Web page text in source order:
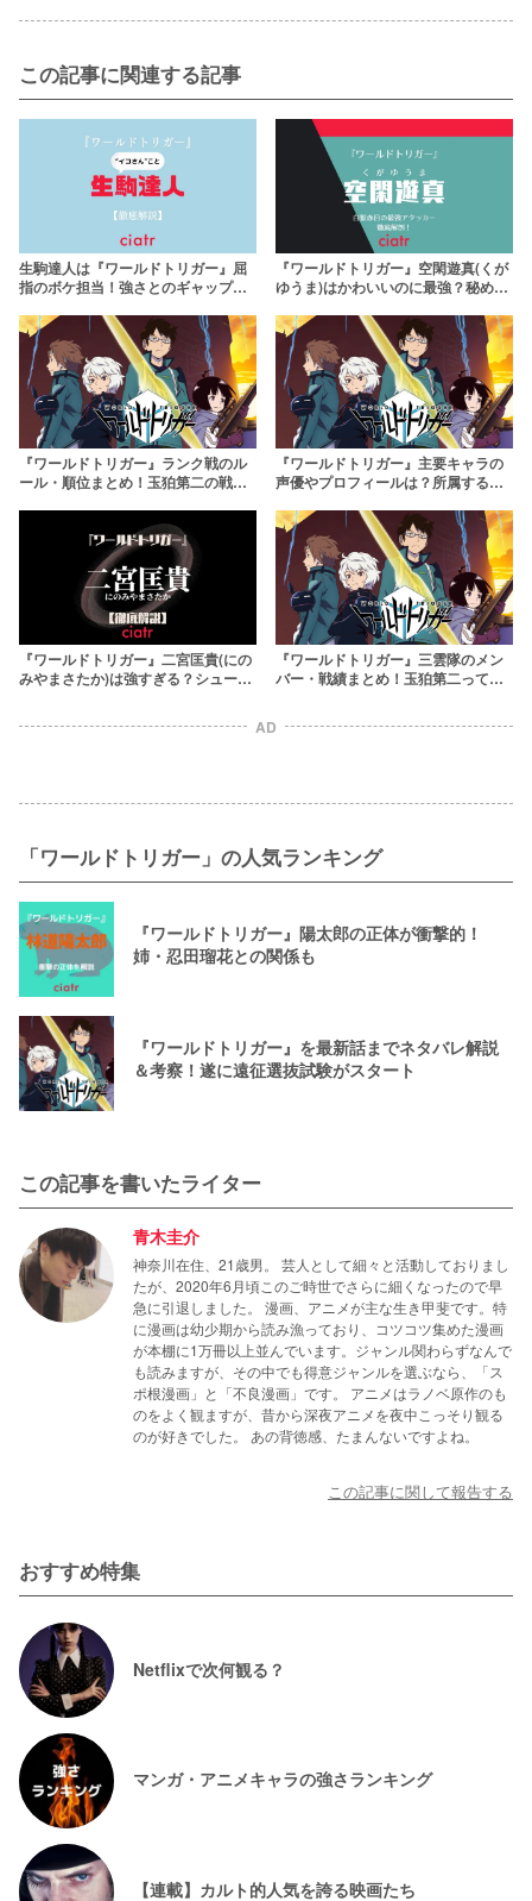
この記事に関連する記事
生駒達人は『ワールドトリガー』屈
指のボケ担当！強さとのギャップを
『ワールドトリガー』空閑遊真(くが
ゆうま)はかわいいのに最強？秘めた
『ワールドトリガー』ランク戦のル
ール・順位まとめ！玉狛第二の戦況
『ワールドトリガー』主要キャラの
声優やプロフィールは？所属する隊
『ワールドトリガー』二宮匡貴(にの
みやまさたか)は強すぎる？シュータ
『ワールドトリガー』三雲隊のメン
バー・戦績まとめ！玉狛第二って強
AD
「ワールドトリガー」の人気ランキング
『ワールドトリガー』陽太郎の正体が衝撃的！
姉・忍田瑠花との関係も
『ワールドトリガー』を最新話までネタバレ解説
＆考察！遂に遠征選抜試験がスタート
この記事を書いたライター
青木圭介
神奈川在住、21歳男。 芸人として細々と活動しておりまし
たが、2020年6月頃このご時世でさらに細くなったので早
急に引退しました。 漫画、アニメが主な生き甲斐です。特
に漫画は幼少期から読み漁っており、コツコツ集めた漫画
が本棚に1万冊以上並んでいます。ジャンル関わらずなんで
も読みますが、その中でも得意ジャンルを選ぶなら、「ス
ポ根漫画」と「不良漫画」です。 アニメはラノベ原作のも
のをよく観ますが、昔から深夜アニメを夜中こっそり観る
のが好きでした。 あの背徳感、たまんないですよね。
この記事に関して報告する
おすすめ特集
Netflixで次何観る？
マンガ・アニメキャラの強さランキング
【連載】カルト的人気を誇る映画たち